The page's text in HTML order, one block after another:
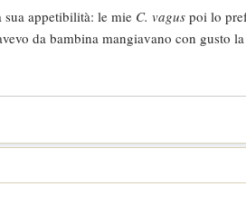
appetibilità: le mie C. vagus poi lo
da bambina mangiavano con gusto